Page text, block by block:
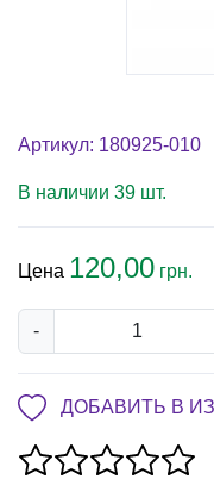
Артикул: 180925-010
В наличии 39 шт.
Цена 120,00 грн.
-
ДОБАВИТЬ В